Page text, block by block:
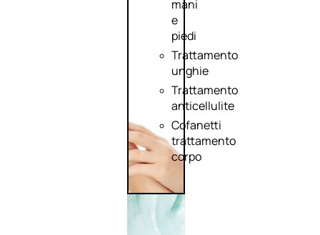
mani
e
piedi
Trattamento
unghie
Trattamento
anticellulite
Cofanetti
trattamento
corpo